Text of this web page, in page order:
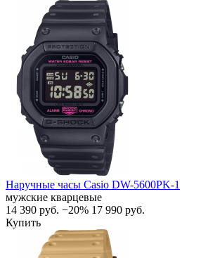
Наручные часы Casio DW-5600PK-1
мужские кварцевые
14 390 руб. −20% 17 990 руб.
Купить